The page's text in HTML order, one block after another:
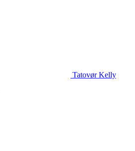
Tatovør Kelly